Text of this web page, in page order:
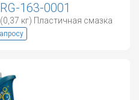
163-0001
кг) Пластичная смазка